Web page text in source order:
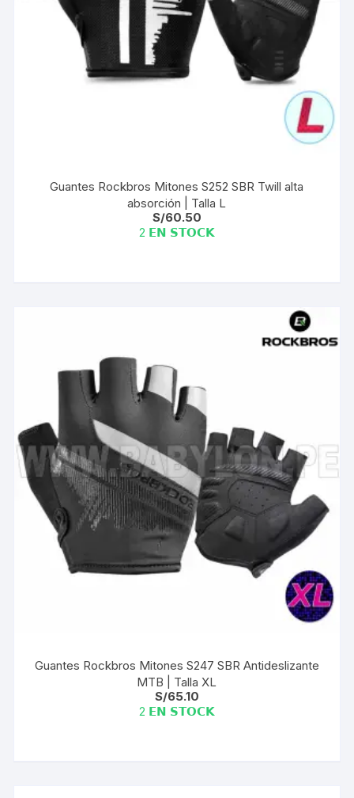
Guantes Rockbros Mitones S252 SBR Twill alta
absorción | Talla L
S/60.50
2 𝗘𝗡 𝗦𝗧𝗢𝗖𝗞
Guantes Rockbros Mitones S247 SBR Antideslizante
MTB | Talla XL
S/65.10
2 𝗘𝗡 𝗦𝗧𝗢𝗖𝗞